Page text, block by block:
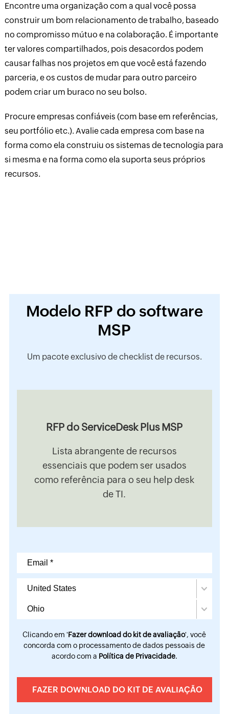
Encontre uma organização com a qual você possa
construir um bom relacionamento de trabalho, baseado
no compromisso mútuo e na colaboração. É importante
ter valores compartilhados, pois desacordos podem
causar falhas nos projetos em que você está fazendo
parceria, e os custos de mudar para outro parceiro
podem criar um buraco no seu bolso.
Procure empresas confiáveis (com base em referências,
seu portfólio etc.). Avalie cada empresa com base na
forma como ela construiu os sistemas de tecnologia para
si mesma e na forma como ela suporta seus próprios
recursos.
Modelo RFP do software
MSP
Um pacote exclusivo de checklist de recursos.
RFP do ServiceDesk Plus MSP
Lista abrangente de recursos
essenciais que podem ser usados
como referência para o seu help desk
de TI.
Clicando em 'Fazer download do kit de avaliação', você
concorda com o processamento de dados pessoais de
acordo com a Política de Privacidade.